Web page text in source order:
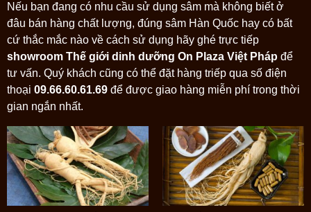
Nếu bạn đang có nhu cầu sử dụng sâm mà không biết ở
đâu bán hàng chất lượng, đúng sâm Hàn Quốc hay có bất
cứ thắc mắc nào về cách sử dụng hãy ghé trực tiếp
showroom Thế giới dinh dưỡng On Plaza Việt Pháp để
tư vấn. Quý khách cũng có thể đặt hàng triếp qua số điện
thoại 09.66.60.61.69 để được giao hàng miễn phí trong thời
gian ngắn nhất.